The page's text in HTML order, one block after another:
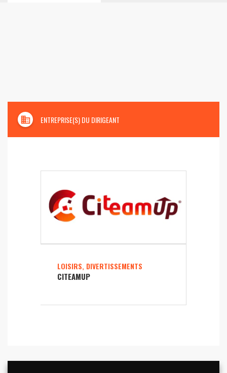
domain ENTREPRISE(S) DU DIRIGEANT
LOISIRS, DIVERTISSEMENTS
CITEAMUP